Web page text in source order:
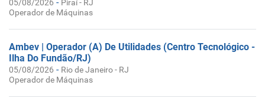
05/08/2026
Piraí - RJ
Operador de Máquinas
Ambev | Operador (A) De Utilidades (Centro Tecnológico -
Ilha Do Fundão/RJ)
05/08/2026 - Rio de Janeiro - RJ
Operador de Máquinas